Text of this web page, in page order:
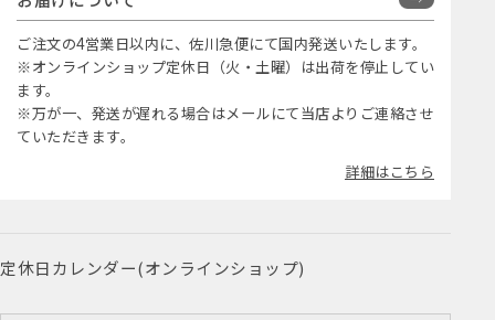
ご注文の4営業日以内に、佐川急便にて国内発送いたします。
※オンラインショップ定休日（火・土曜）は出荷を停止してい
ます。
※万が一、発送が遅れる場合はメールにて当店よりご連絡させ
ていただきます。
詳細はこちら
定休日カレンダー(オンラインショップ)